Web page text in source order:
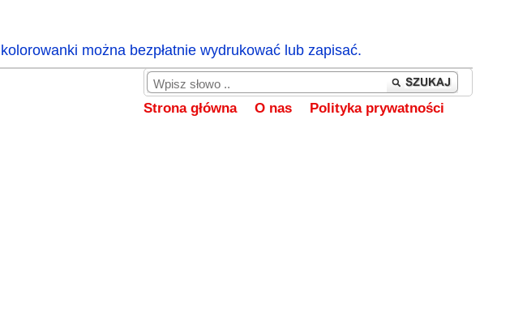
można bezpłatnie wydrukować lub zapisać.
Strona główna O nas Polityka prywatności